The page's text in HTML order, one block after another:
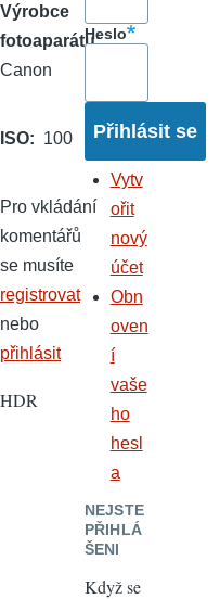
Výrobce
fotoaparátu
Canon
ISO 100
Pro vkládání
komentářů
se musíte
registrovat
nebo
přihlásit
HDR
Heslo
Vytv
ořit
nový
účet
Obn
oven
í
vaše
ho
hesl
a
NEJSTE
PŘIHLÁ
ŠENI
Když se